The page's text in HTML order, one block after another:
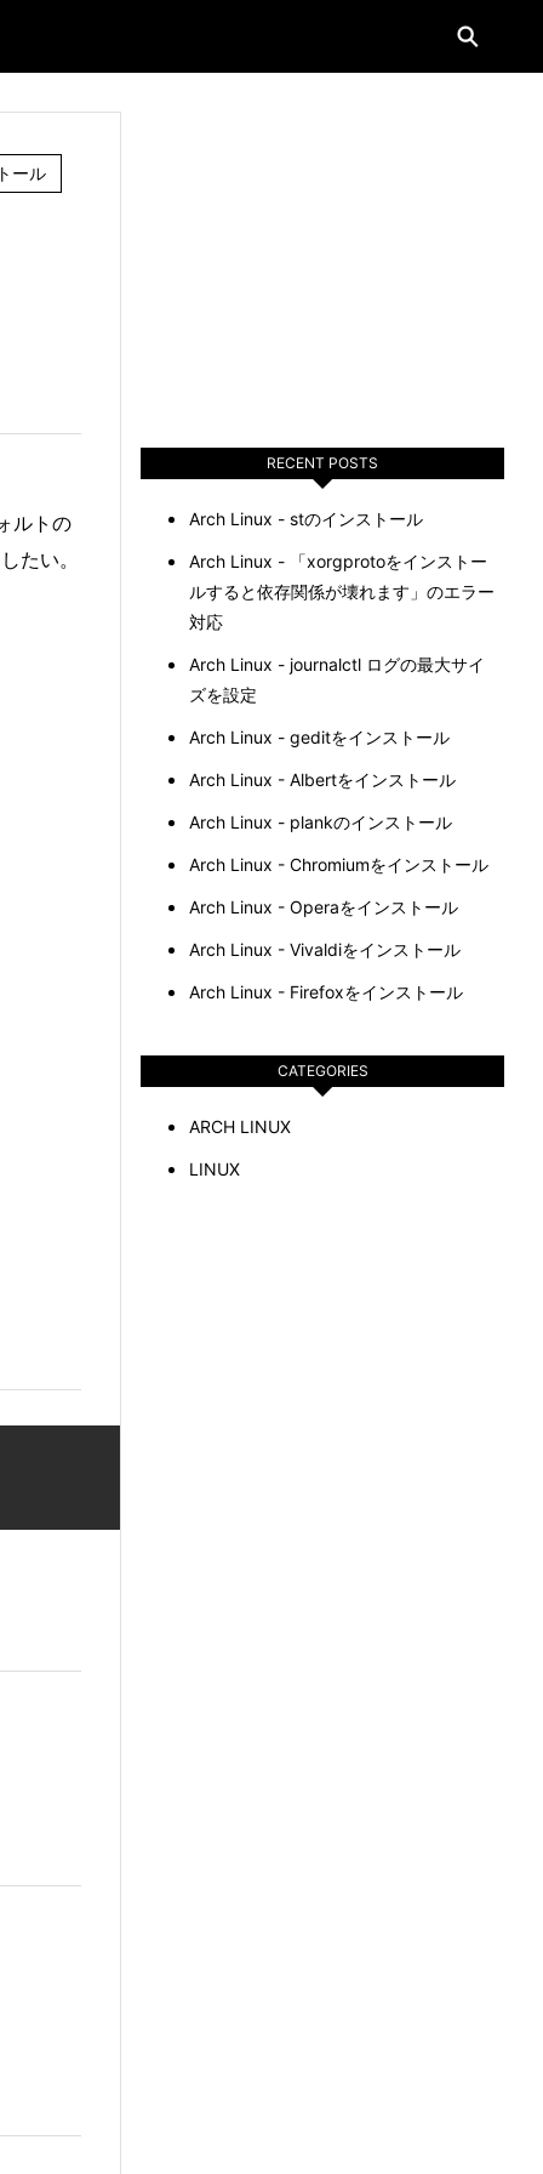
ール
ルトの
たい。
RECENT POSTS
Arch Linux - stのインストール
Arch Linux - 「xorgprotoをインストー
ルすると依存関係が壊れます」のエラー
対応
Arch Linux - journalctl ログの最大サイ
ズを設定
Arch Linux - geditをインストール
Arch Linux - Albertをインストール
Arch Linux - plankのインストール
Arch Linux - Chromiumをインストール
Arch Linux - Operaをインストール
Arch Linux - Vivaldiをインストール
Arch Linux - Firefoxをインストール
CATEGORIES
ARCH LINUX
LINUX